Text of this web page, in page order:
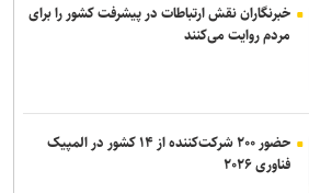
خبرنگاران نقش ارتباطات در پیشرفت کشور را برای
مردم روایت می‌کنند
حضور ۲۰۰ شرکت‌کننده از ۱۴ کشور در المپیک
فناوری ۲۰۲۶